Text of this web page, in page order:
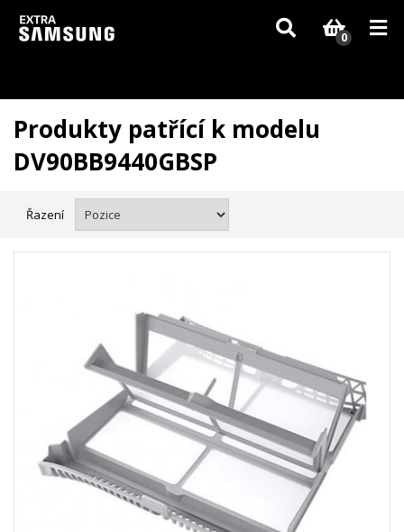
Vzhledem k aktuální situaci se může dodání dílů, které nejsou skladem,
zpozdit. Děkujeme za pochopení.
0
Produkty patřící k modelu
DV90BB9440GBSP
Řazení